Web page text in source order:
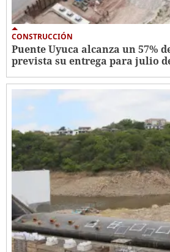
CONSTRUCCIÓN
Puente Uyuca alcanza un 57%
prevista su entrega para julio